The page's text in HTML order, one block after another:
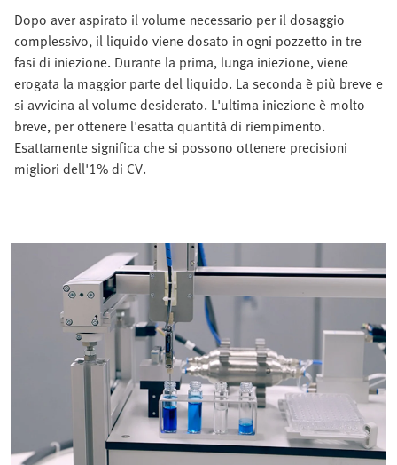
Dopo aver aspirato il volume necessario per il dosaggio
complessivo, il liquido viene dosato in ogni pozzetto in tre
fasi di iniezione. Durante la prima, lunga iniezione, viene
erogata la maggior parte del liquido. La seconda è più breve e
si avvicina al volume desiderato. L'ultima iniezione è molto
breve, per ottenere l'esatta quantità di riempimento.
Esattamente significa che si possono ottenere precisioni
migliori dell'1% di CV.